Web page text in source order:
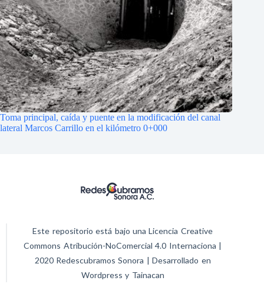
Toma principal, caída y puente en la modificación del canal
lateral Marcos Carrillo en el kilómetro 0+000
Este repositorio está bajo una Licencia Creative
Commons Atribución-NoComercial 4.0 Internaciona |
2020 Redescubramos Sonora | Desarrollado en
Wordpress y Tainacan